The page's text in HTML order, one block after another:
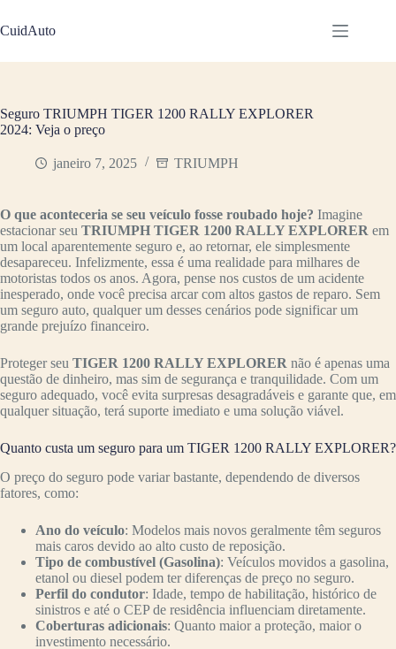
para
o
CuidAuto
Seguro TRIUMPH TIGER 1200 RALLY EXPLORER
2024: Veja o preço
janeiro 7, 2025 TRIUMPH
O que aconteceria se seu veículo fosse roubado hoje? Imagine
estacionar seu TRIUMPH TIGER 1200 RALLY EXPLORER em
um local aparentemente seguro e, ao retornar, ele simplesmente
desapareceu. Infelizmente, essa é uma realidade para milhares de
motoristas todos os anos. Agora, pense nos custos de um acidente
inesperado, onde você precisa arcar com altos gastos de reparo. Sem
um seguro auto, qualquer um desses cenários pode significar um
grande prejuízo financeiro.
Proteger seu TIGER 1200 RALLY EXPLORER não é apenas uma
questão de dinheiro, mas sim de segurança e tranquilidade. Com um
seguro adequado, você evita surpresas desagradáveis e garante que, em
qualquer situação, terá suporte imediato e uma solução viável.
Quanto custa um seguro para um TIGER 1200 RALLY EXPLORER?
O preço do seguro pode variar bastante, dependendo de diversos
fatores, como:
Ano do veículo: Modelos mais novos geralmente têm seguros
mais caros devido ao alto custo de reposição.
Tipo de combustível (Gasolina): Veículos movidos a gasolina,
etanol ou diesel podem ter diferenças de preço no seguro.
Perfil do condutor: Idade, tempo de habilitação, histórico de
sinistros e até o CEP de residência influenciam diretamente.
Coberturas adicionais: Quanto maior a proteção, maior o
investimento necessário.